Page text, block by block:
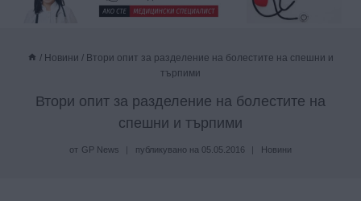
/ Новини / Втори опит за разделение на болестите на спешни и
търпими
Втори опит за разделение на болестите на
спешни и търпими
от GP News публикувано на 05.05.2016 Новини